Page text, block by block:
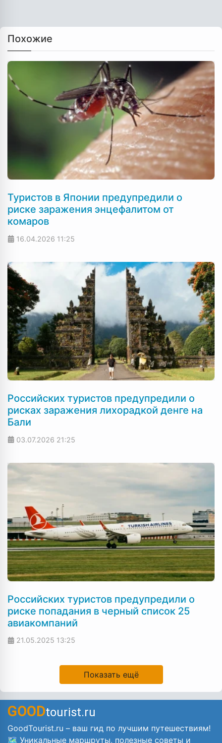
Похожие
Туристов в Японии предупредили о
риске заражения энцефалитом от
комаров
16.04.2026 11:25
Российских туристов предупредили о
рисках заражения лихорадкой денге на
Бали
03.07.2026 21:25
Российских туристов предупредили о
риске попадания в черный список 25
авиакомпаний
21.05.2025 13:25
Показать ещё
GOODtourist.ru
GoodTourist.ru – ваш гид по лучшим путешествиям!
🗺️ Уникальные маршруты, полезные советы и